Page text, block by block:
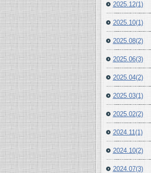
2025.12(1)
2025.10(1)
2025.08(2)
2025.06(3)
2025.04(2)
2025.03(1)
2025.02(2)
2024.11(1)
2024.10(2)
2024.07(3)